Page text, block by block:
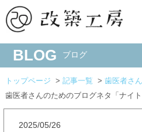
BLOG ブログ
トップページ 記事一覧
歯医者さ
歯医者さんのためのブログネタ「ナイ
2025/05/26